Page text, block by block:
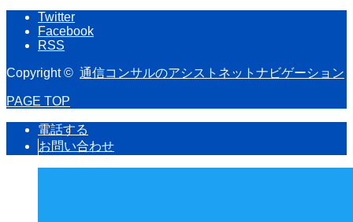
Twitter
Facebook
RSS
Copyright © 通信コンサルのアシストネットナビゲーション
PAGE TOP
電話する
お問い合わせ